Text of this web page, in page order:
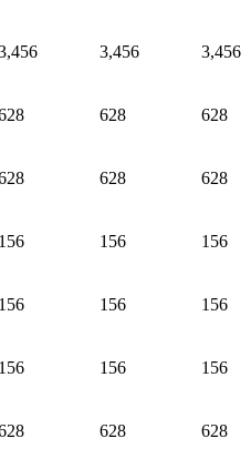
3,456 3,456
628 628
628 628
156 156 156
156 156 156
156 156 156
628 628